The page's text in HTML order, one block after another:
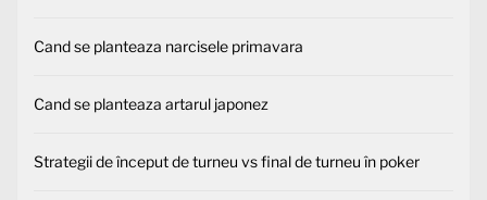
Cand se planteaza narcisele primavara
Cand se planteaza artarul japonez
Strategii de început de turneu vs final de turneu în poker